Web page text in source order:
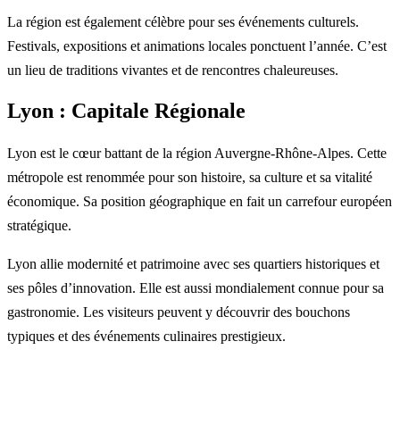
La région est également célèbre pour ses événements culturels.
Festivals, expositions et animations locales ponctuent l’année. C’est
un lieu de traditions vivantes et de rencontres chaleureuses.
Lyon : Capitale Régionale
Lyon est le cœur battant de la région Auvergne-Rhône-Alpes. Cette
métropole est renommée pour son histoire, sa culture et sa vitalité
économique. Sa position géographique en fait un carrefour européen
stratégique.
Lyon allie modernité et patrimoine avec ses quartiers historiques et
ses pôles d’innovation. Elle est aussi mondialement connue pour sa
gastronomie. Les visiteurs peuvent y découvrir des bouchons
typiques et des événements culinaires prestigieux.